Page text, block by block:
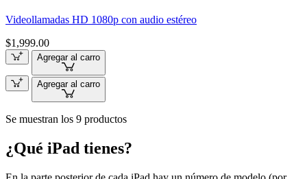
Videollamadas HD 1080p con audio estéreo
$1,999.00
Agregar al carro
Agregar al carro
Se muestran los 9 productos
¿Qué iPad tienes?